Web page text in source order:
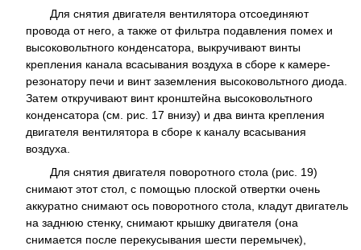
Для снятия двигателя вентилятора отсоединяют
провода от него, а также от фильтра подавления помех и
высоковольтного конденсатора, выкручивают винты
крепления канала всасывания воздуха в сборе к камере-
резонатору печи и винт заземления высоковольтного диода.
Затем откручивают винт кронштейна высоковольтного
конденсатора (см. рис. 17 внизу) и два винта крепления
двигателя вентилятора в сборе к каналу всасывания
воздуха.
Для снятия двигателя поворотного стола (рис. 19)
снимают этот стол, с помощью плоской отвертки очень
аккуратно снимают ось поворотного стола, кладут двигатель
на заднюю стенку, снимают крышку двигателя (она
снимается после перекусывания шести перемычек),